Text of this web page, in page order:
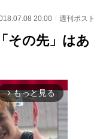
20:00 週刊ポスト
その先」はあ
arrow_forward_ios もっと見る